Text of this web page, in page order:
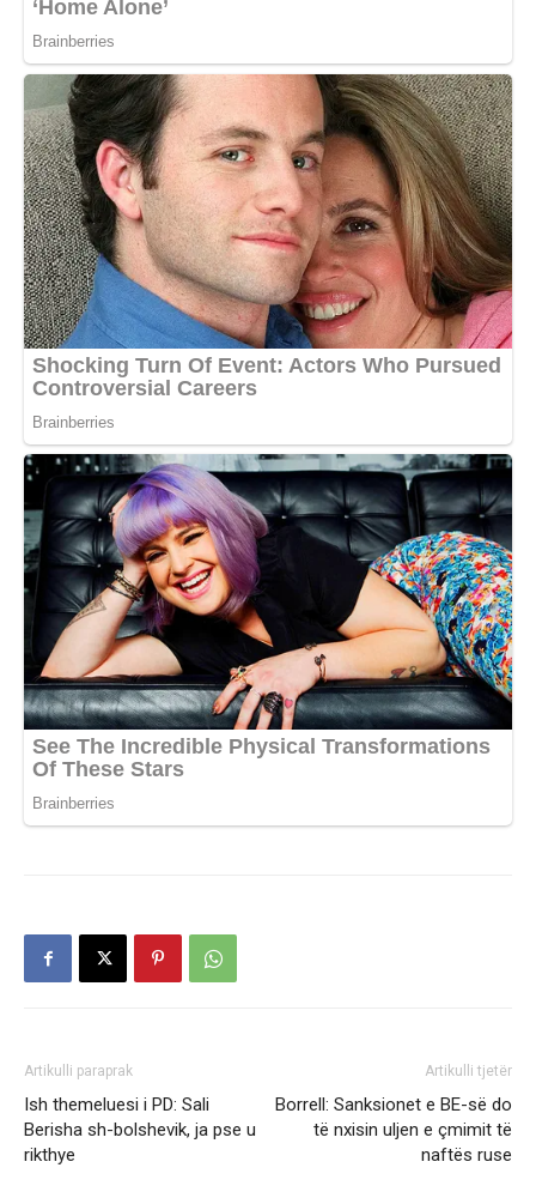
Artikulli paraprak
Ish themeluesi i PD: Sali
Berisha sh-bolshevik, ja pse u
rikthye
Artikulli tjetër
Borrell: Sanksionet e BE-së do
të nxisin uljen e çmimit të
naftës ruse